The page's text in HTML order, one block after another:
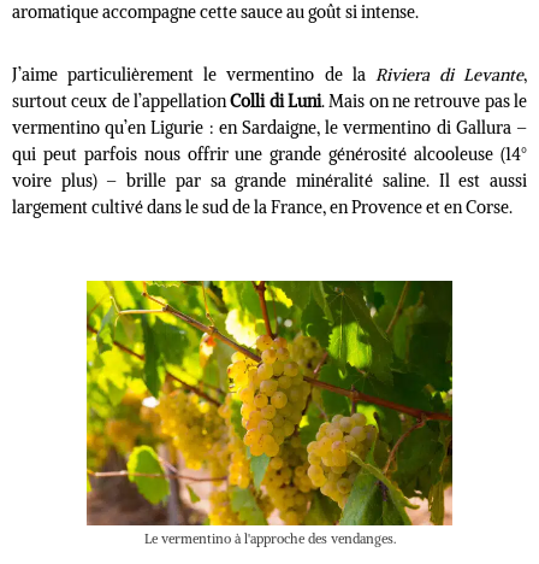
aromatique accompagne cette sauce au goût si intense.
J’aime particulièrement le vermentino de la Riviera di Levante,
surtout ceux de l’appellationColli di Luni. Mais on ne retrouve pas le
vermentino qu’en Ligurie : en Sardaigne, le vermentino di Gallura –
qui peut parfois nous offrir une grande générosité alcooleuse (14°
voire plus) – brille par sa grande minéralité saline. Il est aussi
largement cultivé dans le sud de la France, en Provence et en Corse.
Le vermentino à l'approche des vendanges.